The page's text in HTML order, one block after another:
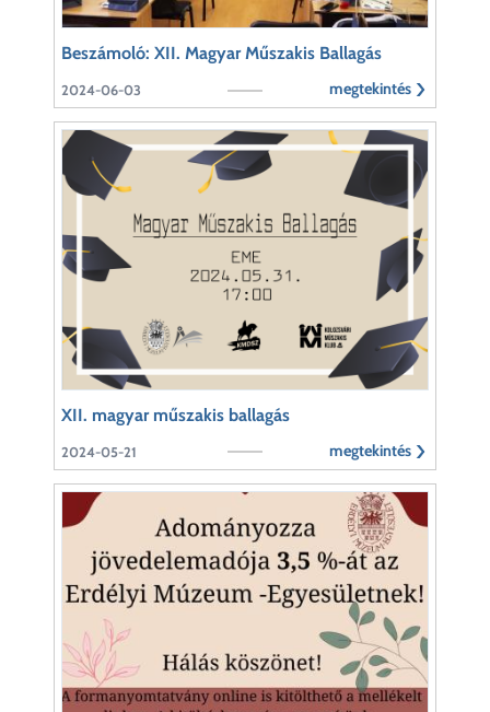
Beszámoló: XII. Magyar Műszakis Ballagás
megtekintés
2024-06-03
XII. magyar műszakis ballagás
megtekintés
2024-05-21